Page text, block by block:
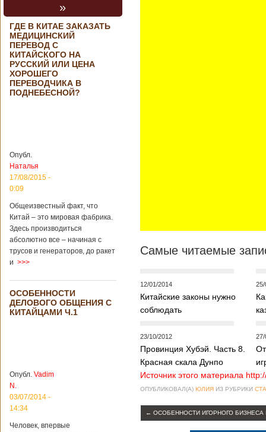
Бангалоре в
Индии. Контракт
между Китаем и
Россией на
разработку,
Подробнее...
Опубликовано
21/02/2019 - 22:26
В Китае найден
древний
Китайским
археологам
обнаружить
крупнейший рудник
по добыче бирюзы
на территории
Уйгурского
автономного
Китая. Об этом
сообщает
агентство Синьхуа,
реликвий. Площадь
участка, на
котором добывали
бирюзу, составляет
квадратных
»
ГДЕ В КИТАЕ ЗАКАЗАТЬ
МЕДИЦИНСКИЙ
ПЕРЕВОД С
КИТАЙСКОГО НА
РУССКИЙ ИЛИ ЦЕНА
ХОРОШЕГО
ПЕРЕВОДЧИКА В
ПОДНЕБЕСНОЙ?
Опубл.
Наталья
17/08/2015 -
0:09
Общеизвестный факт, что
Китай – это мировая фабрика.
Здесь производиться
абсолютно все – начиная с
трусов и генераторов, до ракет
и >>>
ОСОБЕННОСТИ
ДЕЛОВОГО ОБЩЕНИЯ С
КИТАЙЦАМИ Ч.1
Опубл. Vadim
N.
03/07/2014 -
14:34
Человек, впервые
Самые читаемые
12/01/2014
Китайские законы нужно
соблюдать
25/
23/10/2012
Провинция Хубэй. Часть 8.
Красная скала Дунпо
27/
Источник этого материала
ОПУБЛИКОВАЛ(А) ЮЛИЯ ИЗ РУБРИКИ
← ОСОБЕННОСТИ ИГОРНОГО БИЗНЕСА